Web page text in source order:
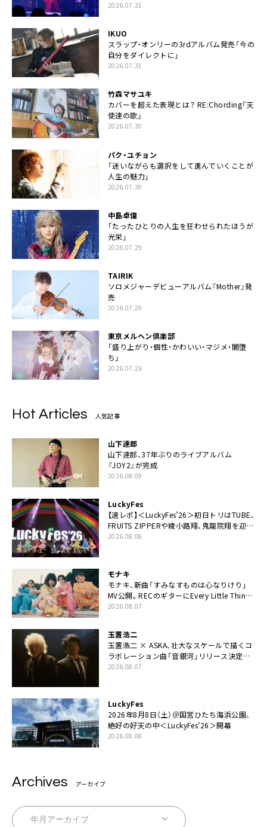
2026.07.31
IKUO
スラップ・オンリーの3rdアルバム発売「今の
自分をダイレクトに」
2026.07.31
竹森マサユキ
カバーを超えた表現とは？ RE:Chording「天
使達の歌」
2026.07.30
パク・ユチョン
「迷いながらも選択をして進んでいくことが
人生の魅力」
2026.07.30
中島卓偉
「たったひとりの人生を狂わせられたほうが
光栄」
2026.07.29
TAIRIK
ソロメジャーデビューアルバム『Mother』発
売
2026.07.29
東京メルヘン倶楽部
「盛り上がり・個性・かわいい・マジメ・闇堕
ち」
2026.07.26
Hot Articles 人気記事
山下達郎
山下達郎、37年ぶりのライブアルバム
『JOY2』が完成
2026.08.09
LuckyFes
【速レポ】＜LuckyFes’26＞初日トリはTUBE、
FRUITS ZIPPERや綾小路翔、鬼龍院翔を迎え
た豪華コラボも「知ってたらぜひ一緒に歌っ
2026.08.08
モナキ
モナキ、新曲「すみなすものは心なりけり」
MV公開。RECのギターにEvery Little Thing・
伊藤一朗参加も
2026.08.07
玉置浩二
玉置浩二 × ASKA、壮大なスケールで描くコ
ラボレーション曲「音銀河」リリース決定。
カップリングには新曲「命の宿り」収録も
2026.08.07
LuckyFes
2026年8月8日（土）＠国営ひたち海浜公園、
絶好の好天の中＜LuckyFes’26＞開幕
2026.08.08
Archives アーカイブ